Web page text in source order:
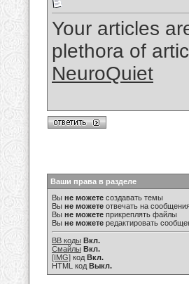
Your articles
plethora of
NeuroQuiet
Ваши права в разделе
Вы не можете создавать темы
Вы не можете отвечать на
Вы не можете прикреплять файлы
Вы не можете редактировать
BB коды Вкл.
Смайлы Вкл.
[IMG] код Вкл.
HTML код Выкл.